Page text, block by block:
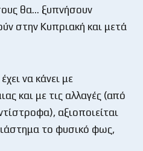
θα… ξυπνήσουν
στην Κυπριακή και μετά
να κάνει με
και με τις αλλαγές (από
αξιοποιείται
το φυσικό φως,